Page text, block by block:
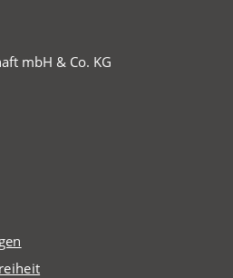
mbH & Co. KG